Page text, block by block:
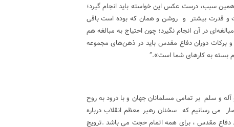
سبب، درست عکس این خواسته باید انجام گیرد؛
و قدرت بیشتر و روشن و همان که بوده است باقی
در آن انجام نگیرد؛ چون احتیاج به مبالغه هم
و برکات دوران دفاع مقدس باید در ذهن‌های مجموعه
بسته به کارهای شما است».”
و سلم بر تمامی مسلمانان جهان و با درود به روح
می رسانیم که سخنان رهبر معظم انقلاب درباره
مقدس ، برای همه اتمام حجت می باشد .ترویج